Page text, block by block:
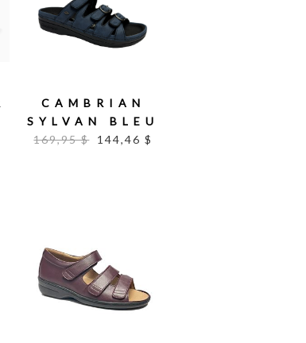
CAMBRIAN
SYLVAN BLEU
169,95 $
144,46 $